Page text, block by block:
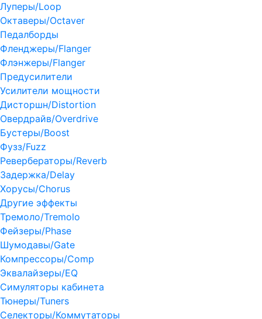
Луперы/Loop
Октаверы/Octaver
Педалборды
Фленджеры/Flanger
Флэнжеры/Flanger
Предусилители
Усилители мощности
Дисторшн/Distortion
Овердрайв/Overdrive
Бустеры/Boost
Фузз/Fuzz
Ревербераторы/Reverb
Задержка/Delay
Хорусы/Chorus
Другие эффекты
Тремоло/Tremolo
Фейзеры/Phase
Шумодавы/Gate
Компрессоры/Comp
Эквалайзеры/EQ
Симуляторы кабинета
Тюнеры/Tuners
Селекторы/Коммутаторы